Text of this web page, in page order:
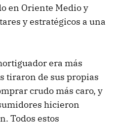
en Oriente Medio y
y estratégicos a una
era más
tiraron de sus propias
crudo más caro, y
hicieron
Todos estos